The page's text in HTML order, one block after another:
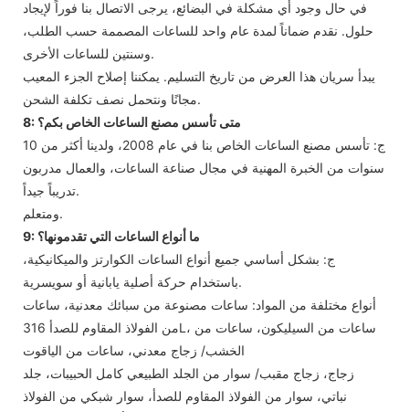
في حال وجود أي مشكلة في البضائع، يرجى الاتصال بنا فوراً لإيجاد
حلول. نقدم ضماناً لمدة عام واحد للساعات المصممة حسب الطلب،
وسنتين للساعات الأخرى.
يبدأ سريان هذا العرض من تاريخ التسليم. يمكننا إصلاح الجزء المعيب
مجانًا ونتحمل نصف تكلفة الشحن.
8: متى تأسس مصنع الساعات الخاص بكم؟
ج: تأسس مصنع الساعات الخاص بنا في عام 2008، ولدينا أكثر من 10
سنوات من الخبرة المهنية في مجال صناعة الساعات، والعمال مدربون
تدريباً جيداً.
ومتعلم.
9: ما أنواع الساعات التي تقدمونها؟
ج: بشكل أساسي جميع أنواع الساعات الكوارتز والميكانيكية،
باستخدام حركة أصلية يابانية أو سويسرية.
أنواع مختلفة من المواد: ساعات مصنوعة من سبائك معدنية، ساعات
من الفولاذ المقاوم للصدأ 316L، ساعات من السيليكون، ساعات من
الخشب/ زجاج معدني، ساعات من الياقوت
زجاج، زجاج مقبب/ سوار من الجلد الطبيعي كامل الحبيبات، جلد
نباتي، سوار من الفولاذ المقاوم للصدأ، سوار شبكي من الفولاذ